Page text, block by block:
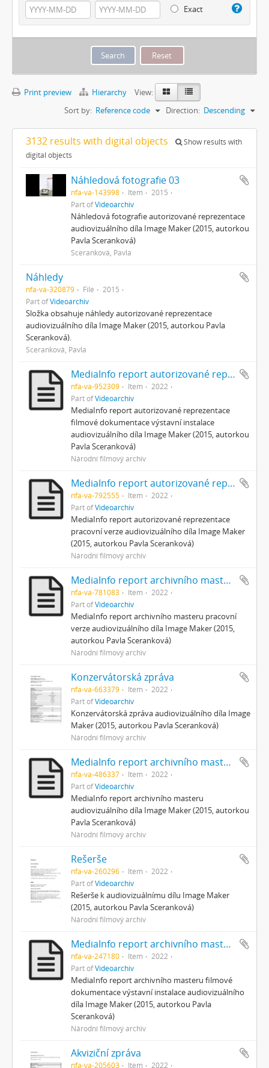
Exact
Print preview Hierarchy
View:
Sort by: Reference code Direction: Descending
3132 results with digital objects
Show results with
digital objects
Náhledová fotografie 03
nfa-va-143998 Item
2015
Part ofVideoarchiv
Náhledová fotografie autorizované reprezentace
audiovizuálního díla Image Maker (2015, autorkou
Pavla Sceranková)
Sceranková, Pavla
Náhledy
nfa-va-320879 File
2015
Part ofVideoarchiv
Složka obsahuje náhledy autorizované reprezentace
audiovizuálního díla Image Maker (2015, autorkou Pavla
Sceranková).
Sceranková, Pavla
MediaInfo report autorizované reprezentace filmové dokumentace
nfa-va-952309 Item
2022
Part ofVideoarchiv
MediaInfo report autorizované reprezentace
filmové dokumentace výstavní instalace
audiovizuálního díla Image Maker (2015, autorkou
Pavla Sceranková)
Národní filmový archiv
MediaInfo report autorizované reprezentace pracovní verze
nfa-va-792555 Item
2022
Part ofVideoarchiv
MediaInfo report autorizované reprezentace
pracovní verze audiovizuálního díla Image Maker
(2015, autorkou Pavla Sceranková)
Národní filmový archiv
MediaInfo report archivního masteru pracovní verze
nfa-va-781083 Item
2022
Part ofVideoarchiv
MediaInfo report archivního masteru pracovní
verze audiovizuálního díla Image Maker (2015,
autorkou Pavla Sceranková)
Národní filmový archiv
Konzervátorská zpráva
nfa-va-663379 Item
2022
Part ofVideoarchiv
Konzervátorská zpráva audiovizuálního díla Image
Maker (2015, autorkou Pavla Sceranková)
Národní filmový archiv
MediaInfo report archivního masteru
nfa-va-486337 Item
2022
Part ofVideoarchiv
MediaInfo report archivního masteru
audiovizuálního díla Image Maker (2015, autorkou
Pavla Sceranková)
Národní filmový archiv
Rešerše
nfa-va-260296 Item
2022
Part ofVideoarchiv
Rešerše k audiovizuálnímu dílu Image Maker
(2015, autorkou Pavla Sceranková)
Národní filmový archiv
MediaInfo report archivního masteru filmové dokumentace
nfa-va-247180 Item
2022
Part ofVideoarchiv
MediaInfo report archivního masteru filmové
dokumentace výstavní instalace audiovizuálního
díla Image Maker (2015, autorkou Pavla
Sceranková)
Národní filmový archiv
Akviziční zpráva
nfa-va-205603 Item 2022